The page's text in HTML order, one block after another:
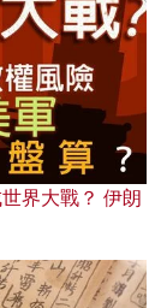
界大戰？ 伊朗